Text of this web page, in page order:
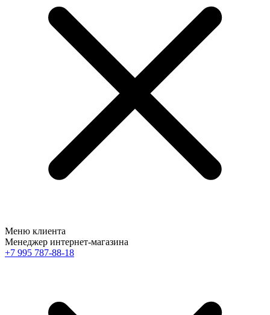
Меню клиента
Менеджер интернет-магазина
+7 995 787-88-18